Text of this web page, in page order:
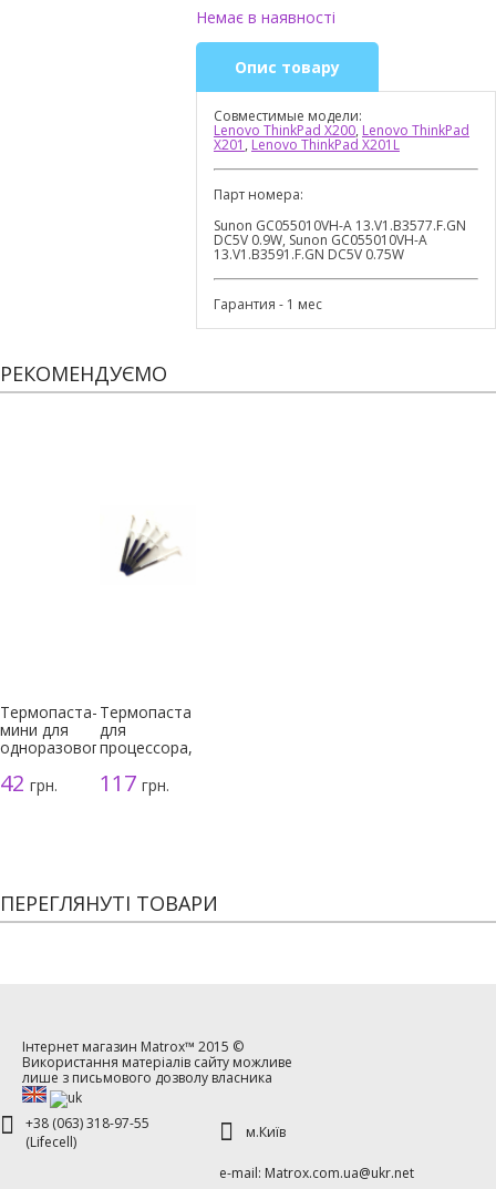
Немає в наявності
Опис товару
Совместимые модели:
Lenovo ThinkPad X200, Lenovo ThinkPad
X201 , Lenovo ThinkPad X201L
Парт номера:
Sunon GC055010VH-A 13.V1.B3577.F.GN
DC5V 0.9W, Sunon GC055010VH-A
13.V1.B3591.F.GN DC5V 0.75W
Гарантия - 1 мес
РЕКОМЕНДУЄМО
Термопаста-
мини для
одноразового
42 грн.
Термопаста
для
процессора,
117грн.
ПЕРЕГЛЯНУТІ ТОВАРИ
Інтернет магазин Matrox™ 2015 ©
Використання матеріалів сайту можливе
лише з письмового дозволу власника
+38 (063) 318-97-55
(Lifecell)
м.Київ
е-mаil: Matrox.com.ua@ukr.net